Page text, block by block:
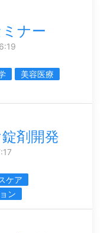
ナー
美容医療
剤開発
ケア
ン